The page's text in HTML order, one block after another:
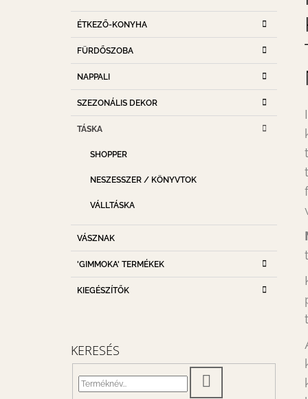
átugrása
K
T
G
Ó
R
Á
ÉTKEZŐ-KONYHA
FÜRDŐSZOBA
NAPPALI
SZEZONÁLIS DEKOR
TÁSKA
SHOPPER
NESZESSZER / KÖNYVTOK
VÁLLTÁSKA
VÁSZNAK
'GIMMOKA' TERMÉKEK
KIEGÉSZÍTŐK
KERESÉS